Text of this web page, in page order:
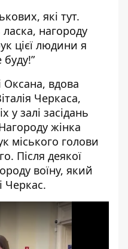
які тут.
ласка, нагороду
цієї людини я
вдова
Черкаса,
у залі засідань
жінка
міського голови
Після деякої
воїну, який
Черкас.